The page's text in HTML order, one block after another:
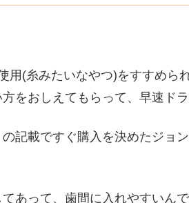
用(糸みたいなやつ)をすすめら
をおしえてもらって、早速ド
の記載ですぐ購入を決めたジョ
あって、歯間に入れやすいんで